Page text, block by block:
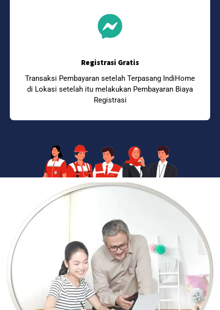
Registrasi Gratis
Transaksi Pembayaran setelah Terpasang IndiHome
di Lokasi setelah itu melakukan Pembayaran Biaya
Registrasi